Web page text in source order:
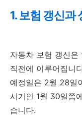
1. 보험 갱신과
자동차 보험 갱신은
직전에 이루어집니
예정일은 2월 28일
시기인 1월 30일쯤
습니다.